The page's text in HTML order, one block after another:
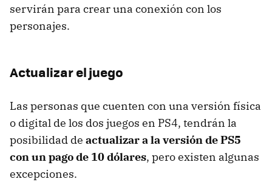
servirán para crear una conexión con los
personajes.
Actualizar el juego
Las personas que cuenten con una versión física
o digital de los dos juegos en PS4, tendrán la
posibilidad de actualizar a la versión de PS5
con un pago de 10 dólares, pero existen algunas
excepciones.